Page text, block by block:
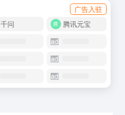
广告入驻
千问 腾讯元宝